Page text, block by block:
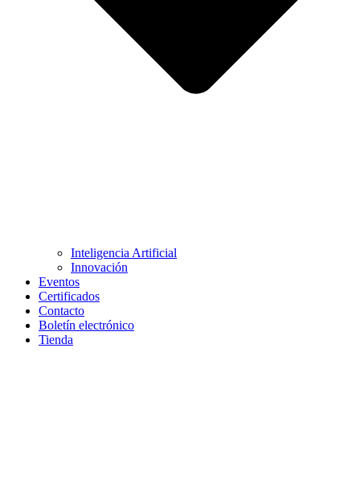
Inteligencia Artificial
Innovación
Eventos
Certificados
Contacto
Boletín electrónico
Tienda